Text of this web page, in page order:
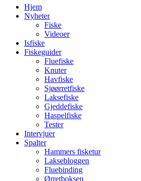
Hjem
Nyheter
Fiske
Videoer
Isfiske
Fiskeguider
Fluefiske
Knuter
Havfiske
Sjøørretfiske
Laksefiske
Gjeddefiske
Haspelfiske
Tester
Intervjuer
Spalter
Hammers fisketur
Laksebloggen
Fluebinding
Ørretboksen